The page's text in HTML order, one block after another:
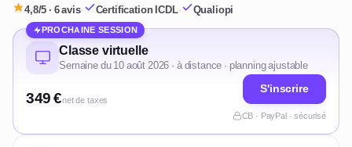
4,8/5 · 6 avis· Certification ICDL· Qualiopi
PROCHAINE SESSION
Classe virtuelle
Semaine du 10 août 2026 · à distance · planning ajustable
349 €net de taxes
S'inscrire
CB · PayPal · sécurisé